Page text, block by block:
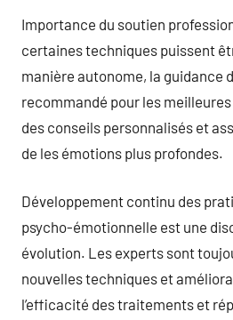
Importance du soutien
certaines techniques puissent
manière autonome, la guidance
recommandé pour les
des conseils personnalisés et
de les émotions plus profondes.
Développement continu des
psycho-émotionnelle est une
évolution. Les experts sont
nouvelles techniques et
l’efficacité des traitements et